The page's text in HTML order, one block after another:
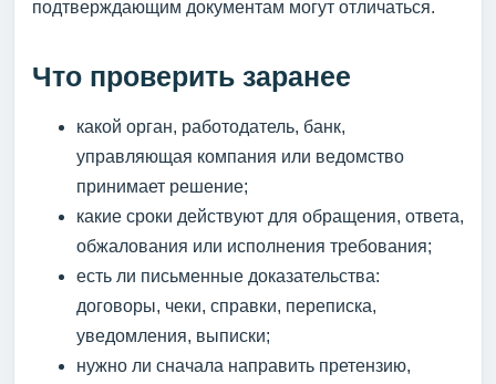
подтверждающим документам могут отличаться.
Что проверить заранее
какой орган, работодатель, банк,
управляющая компания или ведомство
принимает решение;
какие сроки действуют для обращения, ответа,
обжалования или исполнения требования;
есть ли письменные доказательства:
договоры, чеки, справки, переписка,
уведомления, выписки;
нужно ли сначала направить претензию,